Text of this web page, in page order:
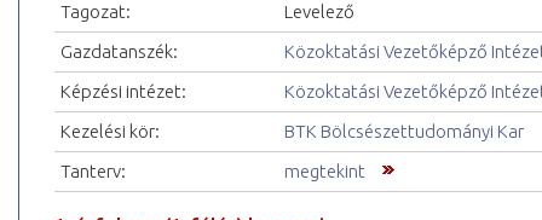
Tagozat:
Levelező
Gazdatanszék:
Közoktatási Vezetőképző
Képzési intézet:
Közoktatási Vezetőképző
Kezelési kör:
BTK Bölcsészettudományi Kar
Tanterv:
megtekint